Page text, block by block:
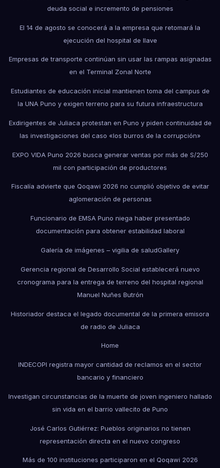
deuda social e incremento de pensiones
El 14 de agosto se conocerá a la empresa que retomará la
ejecución del hospital de Ilave
Empresas de transporte continúan sin usar las rampas asignadas
en el Terminal Zonal Norte
Estudiantes de educación inicial mantienen toma del campus de
la UNA Puno y exigen terreno para su futura infraestructura
Exdirigentes de Juliaca protestan en Puno y piden continuidad de
las investigaciones del caso «los burros de la corrupción»
EXPO VIDA Puno 2026 busca generar ventas por más de S/250
mil con participación de productores
Fiscalía advierte que Qoqawi 2026 no cumplió objetivo de evitar
aglomeración de personas
Funcionario de EMSA Puno niega haber presentado
documentación para obtener estabilidad laboral
Galería de imágenes – vigilia de saludGallery
Gerencia regional de Desarrollo Social establecerá nuevo
cronograma para la entrega de terreno del hospital regional
Manuel Nuñes Butrón
Historiador destaca el legado documental de la primera emisora
de radio de Juliaca
Home
INDECOPI registra mayor cantidad de reclamos en el sector
bancario y financiero
Investigan circunstancias de la muerte de joven ingeniero hallado
sin vida en el barrio vallecito de Puno
José Carlos Gutiérrez: Pueblos originarios no tienen
representación directa en el nuevo congreso
Más de 100 instituciones participaron en el Qoqawi 2026